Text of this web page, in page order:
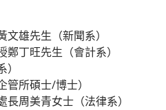
雄先生（新聞系）
丁旺先生（會計系）
所碩士/博士）
周美青女士（法律系）